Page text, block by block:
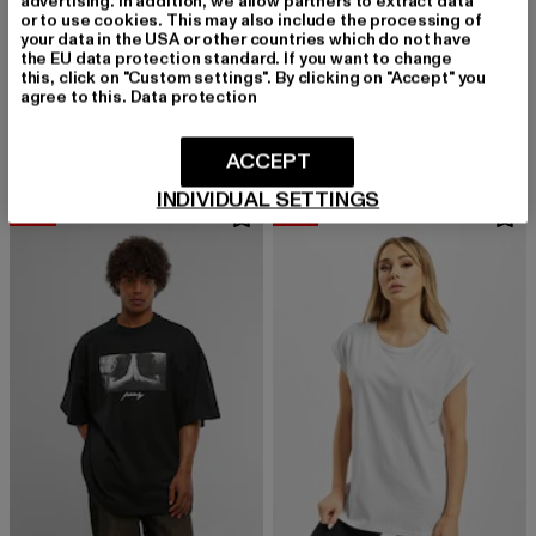
MARKET STUDIOS
DEVIL BALL TRUCKER HAT
MARKET STUDIOS
DEVIL BALL T-SHIRT
-33%
or to use cookies. This may also include the processing of
your data in the USA or other countries which do not have
the EU data protection standard. If you want to change
this, click on "Custom settings". By clicking on "Accept" you
agree to this. Data protection
INDIVIDUAL SETTINGS
ACCEPT